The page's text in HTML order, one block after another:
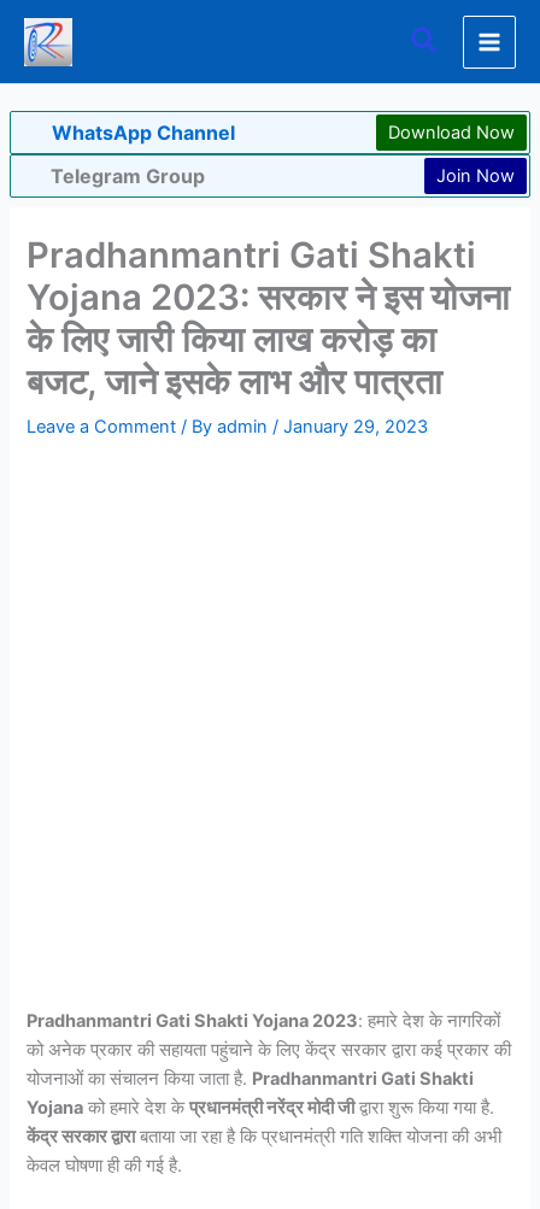
Skip
content
Search
WhatsApp Channel Download Now
Telegram Group Join Now
Pradhanmantri Gati Shakti
Yojana 2023: सरकार ने इस योजना
के लिए जारी किया लाख करोड़ का
बजट, जाने इसके लाभ और पात्रता
Leave a Comment / Byadmin/January 29, 2023
Pradhanmantri Gati Shakti Yojana 2023: हमारे देश के नागरिकों
को अनेक प्रकार की सहायता पहुंचाने के लिए केंद्र सरकार द्वारा कई प्रकार की
योजनाओं का संचालन किया जाता है. Pradhanmantri Gati Shakti
Yojana को हमारे देश केप्रधानमंत्री नरेंद्र मोदी जीद्वारा शुरू किया गया है.
केंद्र सरकार द्वाराबताया जा रहा है कि प्रधानमंत्री गति शक्ति योजना की अभी
केवल घोषणा ही की गई है.